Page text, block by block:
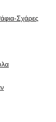
Σχάρες